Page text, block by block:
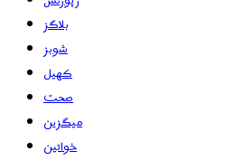
بلاگز
شوبز
کھیل
صحت
میگزین
خواتین